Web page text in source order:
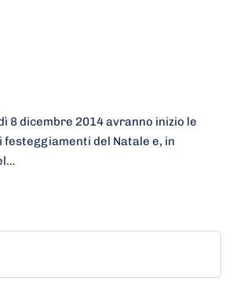
8 dicembre 2014 avranno inizio le
del Natale e, in